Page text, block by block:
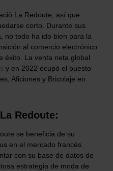
La Redoute, así que
corto. Durante sus
no todo ha ido bien para la
al comercio electrónico
éxito. La venta neta global
y en 2022 ocupó el puesto
Aficiones y Bricolaje en
Redoute:
se beneficia de su
en el mercado francés.
con su base de datos de
estrategia de moda de